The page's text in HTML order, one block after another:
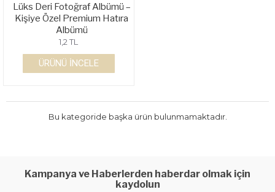
Lüks Deri Fotoğraf Albümü –
Kişiye Özel Premium Hatıra
Albümü
1,2 TL
ÜRÜNÜ İNCELE
Bu kategoride başka ürün bulunmamaktadır.
Kampanya ve Haberlerden haberdar olmak için
kaydolun